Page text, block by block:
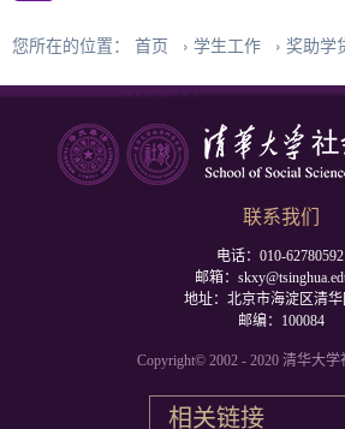
您所在的位置： 首页 › 学生工作 › 奖助学
联系我们
电话：010-62780592
邮箱：
地址：北京市海淀区清
邮编：100084
Copyright© 2002 - 2020 清华大